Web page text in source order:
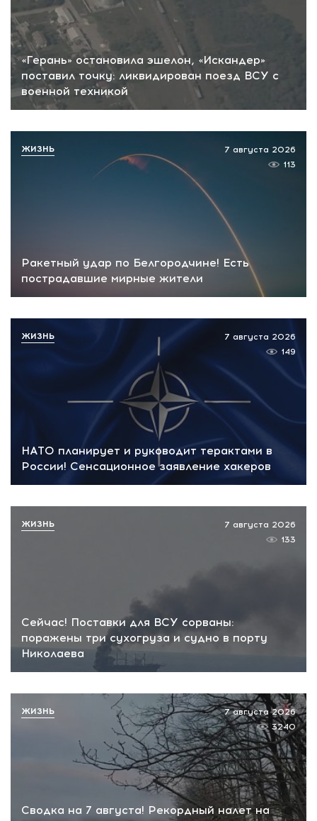
«Герань» остановила эшелон, «Искандер»
поставил точку: ликвидирован поезд ВСУ с
военной техникой
Ракетный удар по Белгородчине! Есть
пострадавшие мирные жители
7 августа 2026
113
ЖИЗНЬ
НАТО планирует и руководит терактами в
России! Сенсационное заявление хакеров
7 августа 2026
149
ЖИЗНЬ
Сейчас! Поставки для ВСУ сорваны:
поражены три сухогруза и судно в порту
Николаева
7 августа 2026
133
ЖИЗНЬ
Сводка на 7 августа! Рекордный налет на
7 августа 2026
3240
ЖИЗНЬ